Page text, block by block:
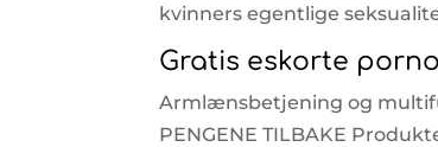
kvinners egentlige
Gratis eskorte
Armlænsbetjening og
PENGENE TILBAKE